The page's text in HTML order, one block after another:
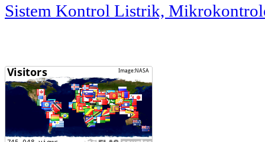
Sistem Kontrol Listrik,